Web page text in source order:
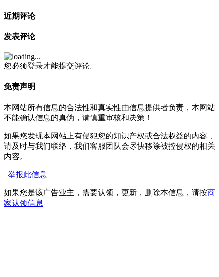
近期评论
发表评论
您必须登录才能提交评论。
免责声明
本网站所有信息的合法性和真实性由信息提供者负责，本网站
不能确认信息的真伪，请慎重审核和决策！
如果您发现本网站上有侵犯您的知识产权或合法权益的内容，
请及时与我们联络，我们客服团队会尽快移除被控侵权的相关
内容。
举报此信息
如果您是该广告业主，需要认领，更新，删除本信息，请按商
家认领信息